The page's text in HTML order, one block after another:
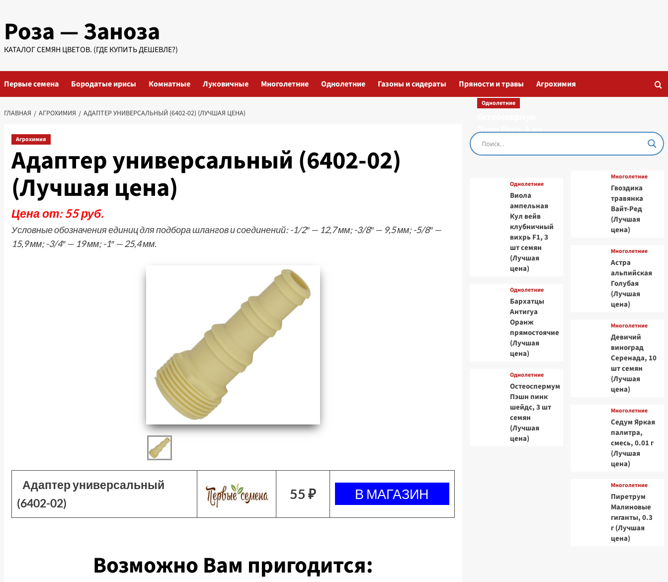
содержимому
Роза — Заноза
КАТАЛОГ СЕМЯН ЦВЕТОВ. (ГДЕ КУПИТЬ ДЕШЕВЛЕ?)
Первые семена Бородатые ирисы Комнатные Луковичные Многолетние Однолетние Газоны и сидераты Пряности и травы Агрохимия
ГЛАВНАЯ АГРОХИМИЯ АДАПТЕР УНИВЕРСАЛЬНЫЙ (6402-02) (ЛУЧШАЯ ЦЕНА)
Агрохимия
Адаптер универсальный (6402-02)
(Лучшая цена)
Цена от: 55 руб.
Условные обозначения единиц для подбора шлангов и соединений: -1/2″ — 12,7 мм; -3/8″ — 9,5 мм; -5/8″ —
15,9 мм; -3/4″ — 19 мм; -1″ — 25,4 мм.
Адаптер универсальный
(6402-02)
55 ₽
Возможно Вам пригодится:
Однолетние
Пэшн Роуз, 3 шт
семян (Лучшая
цена)
Однолетние
Виола
ампельная
Кул вейв
клубничный
вихрь F1, 3
шт семян
(Лучшая
цена)
Однолетние
Бархатцы
Антигуа
Оранж
прямостоячие
(Лучшая
цена)
Однолетние
Остеоспермум
Пэшн пинк
шейдс, 3 шт
семян
(Лучшая
цена)
Многолетние
Гвоздика
травянка
Вайт-Ред
(Лучшая
цена)
Многолетние
Астра
альпийская
Голубая
(Лучшая
цена)
Многолетние
Девичий
виноград
Серенада, 10
шт семян
(Лучшая
цена)
Многолетние
Седум Яркая
палитра,
смесь, 0.01 г
(Лучшая
цена)
Многолетние
Пиретрум
Малиновые
гиганты, 0.3
г (Лучшая
цена)